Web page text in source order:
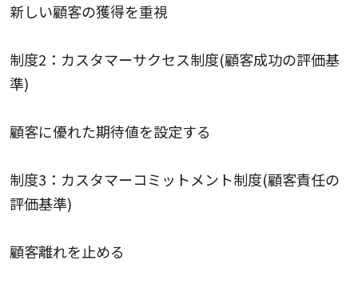
新しい顧客の獲得を重視
制度2：カスタマーサクセス制度(顧客成功の評価基
準)
顧客に優れた期待値を設定する
制度3：カスタマーコミットメント制度(顧客責任の
評価基準)
顧客離れを止める